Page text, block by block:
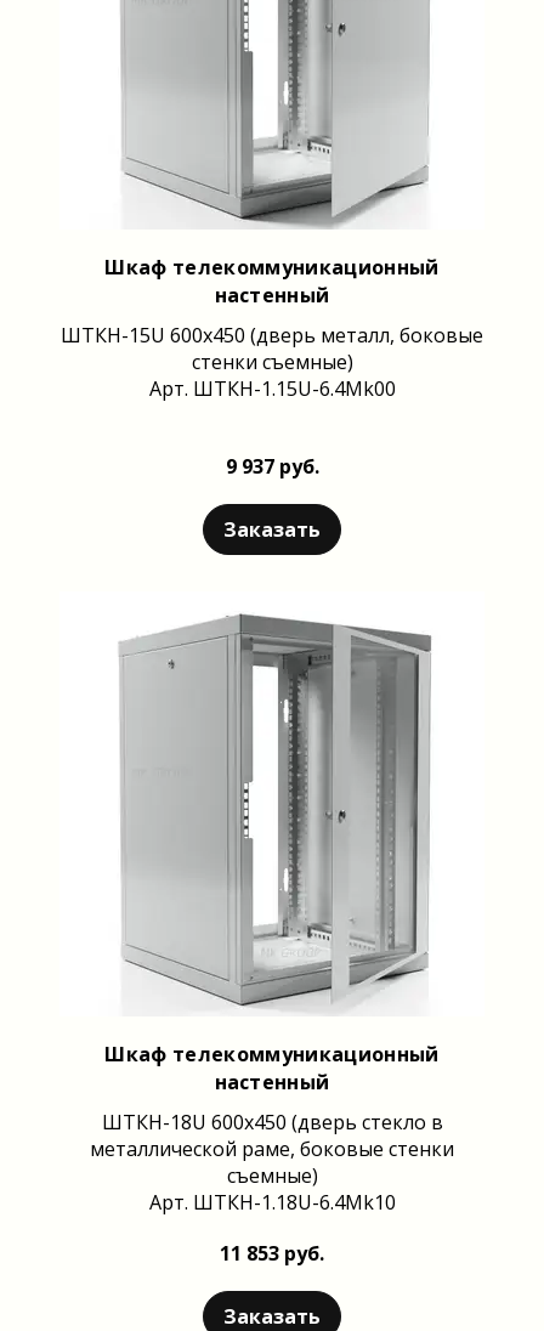
Шкаф телекоммуникационный
настенный
ШТКН-15U 600x450 (дверь металл, боковые
стенки съемные)
Арт. ШТКН-1.15U-6.4Mk00
9 937 руб.
Заказать
Шкаф телекоммуникационный
настенный
ШТКН-18U 600x450 (дверь стекло в
металлической раме, боковые стенки
съемные)
Арт. ШТКН-1.18U-6.4Mk10
11 853 руб.
Заказать